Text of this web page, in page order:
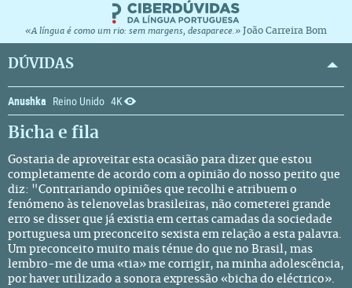
«A língua é como um rio: sem margens, desaparece.» João Carreira Bom
DÚVIDAS
Anushka Reino Unido 4K
Bicha e fila
Gostaria de aproveitar esta ocasião para dizer que estou
completamente de acordo com a opinião do nosso perito que
diz: "Contrariando opiniões que recolhi e atribuem o
fenómeno às telenovelas brasileiras, não cometerei grande
erro se disser que já existia em certas camadas da sociedade
portuguesa um preconceito sexista em relação a esta palavra.
Um preconceito muito mais ténue do que no Brasil, mas
lembro-me de uma «tia» me corrigir, na minha adolescência,
por haver utilizado a sonora expressão «bicha do eléctrico».